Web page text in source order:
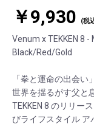
￥9,930 (税
Venum x TEKKEN 8
Black/Red/Gold
「拳と運命の出会い
世界を揺るがす父と
TEKKEN 8 のリリー
びライフスタイル ア